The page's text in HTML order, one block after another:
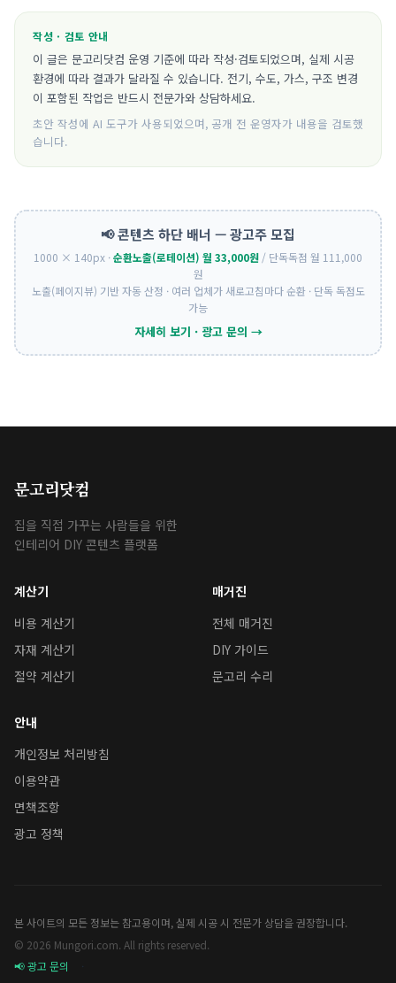
작성 · 검토 안내
이 글은 문고리닷컴 운영 기준에 따라 작성·검토되었으며, 실제 시공
환경에 따라 결과가 달라질 수 있습니다. 전기, 수도, 가스, 구조 변경
이 포함된 작업은 반드시 전문가와 상담하세요.
초안 작성에 AI 도구가 사용되었으며, 공개 전 운영자가 내용을 검토했
습니다.
📢 콘텐츠 하단 배너 — 광고주 모집
1000 × 140px ·순환노출(로테이션) 월 33,000원 / 단독독점 월 111,000
원
노출(페이지뷰) 기반 자동 산정 · 여러 업체가 새로고침마다 순환 · 단독 독점도
가능
자세히 보기 · 광고 문의 →
문고리닷컴
집을 직접 가꾸는 사람들을 위한
인테리어 DIY 콘텐츠 플랫폼
계산기
비용 계산기
자재 계산기
절약 계산기
매거진
전체 매거진
DIY 가이드
문고리 수리
안내
개인정보 처리방침
이용약관
면책조항
광고 정책
본 사이트의 모든 정보는 참고용이며, 실제 시공 시 전문가 상담을 권장합니다.
© 2026 Mungori.com. All rights reserved.
📢 광고 문의
·